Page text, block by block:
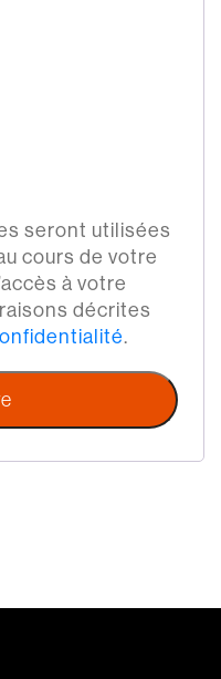
seront utilisées
cours de votre
à votre
décrites
.